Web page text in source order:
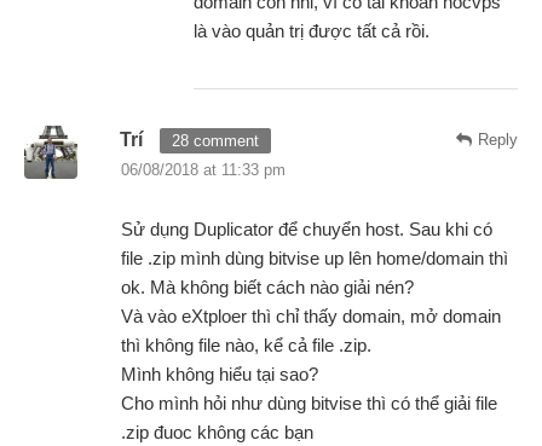
là vào quản trị được tất cả rồi.
Reply
Trí
28 comment
06/08/2018 at 11:33 pm
Sử dụng Duplicator để chuyển host. Sau khi có
file .zip mình dùng bitvise up lên home/domain thì
ok. Mà không biết cách nào giải nén?
Và vào eXtploer thì chỉ thấy domain, mở domain
thì không file nào, kể cả file .zip.
Mình không hiểu tại sao?
Cho mình hỏi như dùng bitvise thì có thể giải file
.zip đuoc không các bạn